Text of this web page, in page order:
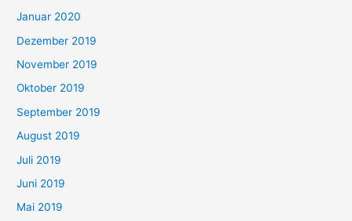
Januar 2020
Dezember 2019
November 2019
Oktober 2019
September 2019
August 2019
Juli 2019
Juni 2019
Mai 2019